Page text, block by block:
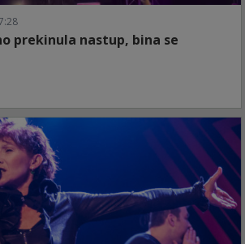
prekinula nastup, bina se